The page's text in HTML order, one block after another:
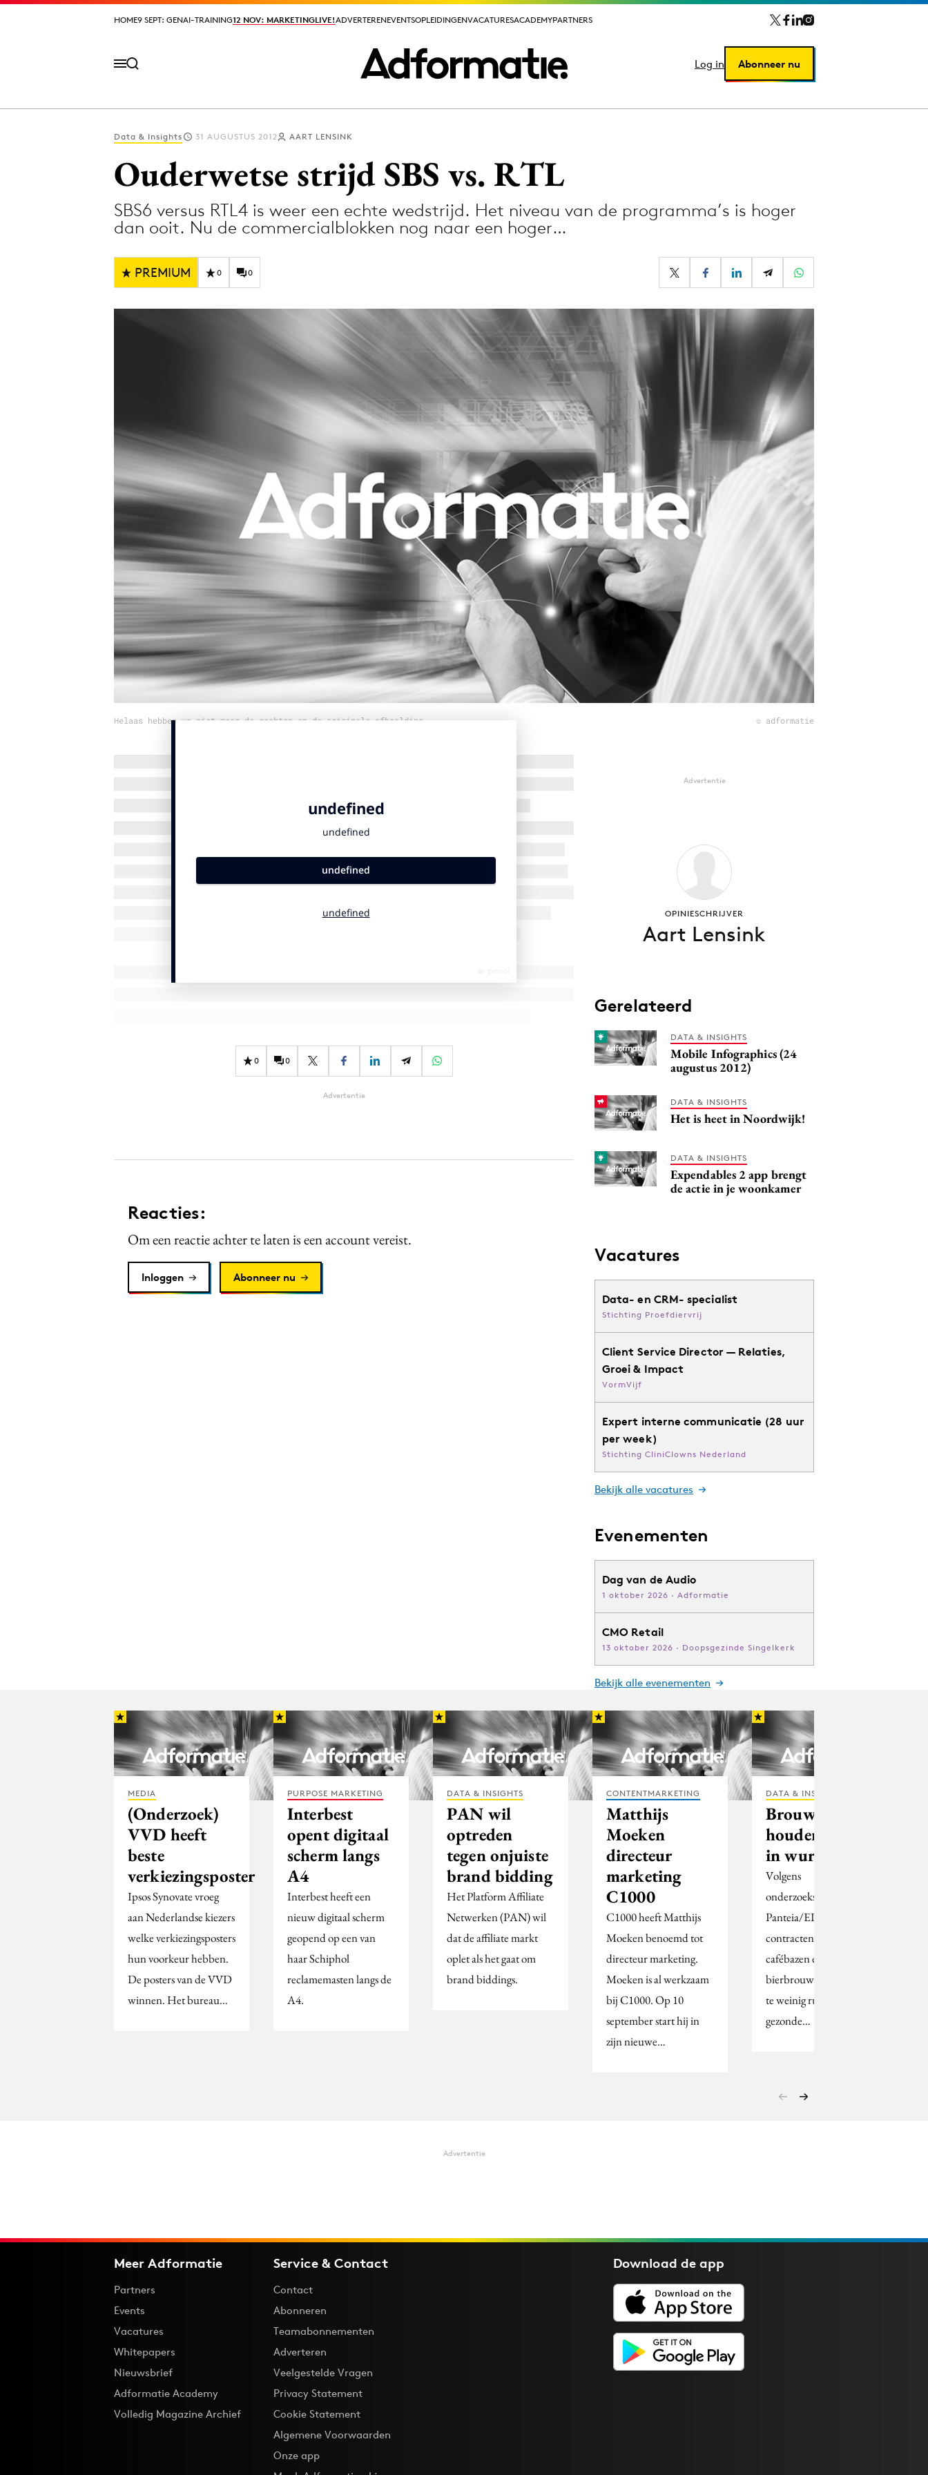
HOME9 SEPT: GENAI-TRAINING12 NOV: MARKETINGLIVE!ADVERTERENEVENTSOPLEIDINGENVACATURESACADEMYPARTNERS
Log in Abonneer nu
HOME9 SEPT: GENAI-TRAINING12 NOV: MARKETINGLIVE!ADVERTERENEVENTSOPLEIDINGENVACATURESACADEMYPARTNERS
Log in Abonneer nu
Digital transformation
Diversiteit
Effectiviteit
Influencer marketing
Interne communicatie
Programmatic
Purpose Marketing
Reputatie & crisis
Data & Insights 31 AUGUSTUS 2012 AART LENSINK
Ouderwetse strijd SBS vs. RTL
SBS6 versus RTL4 is weer een echte wedstrijd. Het niveau van de programma’s is hoger
dan ooit. Nu de commercialblokken nog naar een hoger…
PREMIUM 0 0
Helaas hebben we niet meer de rechten op de originele afbeelding © adformatie
0 0
Advertentie
Reacties:
Om een reactie achter te laten is een account vereist.
Inloggen Abonneer nu
Advertentie
OPINIESCHRIJVER
Aart Lensink
Gerelateerd
DATA & INSIGHTS
Mobile Infographics (24
augustus 2012)
DATA & INSIGHTS
Het is heet in Noordwijk!
DATA & INSIGHTS
Expendables 2 app brengt
de actie in je woonkamer
Vacatures
Data- en CRM- specialist
Stichting Proefdiervrij
Client Service Director — Relaties,
Groei & Impact
VormVijf
Expert interne communicatie (28 uur
per week)
Stichting CliniClowns Nederland
Bekijk alle vacatures
Evenementen
Dag van de Audio
1 oktober 2026 · Adformatie
CMO Retail
13 oktober 2026 · Doopsgezinde Singelkerk
Bekijk alle evenementen
MEDIA
(Onderzoek)
VVD heeft
beste
verkiezingsposter
Ipsos Synovate vroeg
aan Nederlandse kiezers
welke verkiezingsposters
hun voorkeur hebben.
De posters van de VVD
winnen. Het bureau…
PURPOSE MARKETING
Interbest
opent digitaal
scherm langs
A4
Interbest heeft een
nieuw digitaal scherm
geopend op een van
haar Schiphol
reclamemasten langs de
A4.
DATA & INSIGHTS
PAN wil
optreden
tegen onjuiste
brand bidding
Het Platform Affiliate
Netwerken (PAN) wil
dat de affiliate markt
oplet als het gaat om
brand biddings.
CONTENTMARKETING
Matthijs
Moeken
directeur
marketing
C1000
C1000 heeft Matthijs
Moeken benoemd tot
directeur marketing.
Moeken is al werkzaam
bij C1000. Op 10
september start hij in
zijn nieuwe…
DATA & INSIGHTS
Brouwers
houden horeca
in wurggreep
Volgens
onderzoeksbureau
Panteia/EIM laten de
contracten tussen
cafébazen en
bierbrouwers nog steeds
te weinig ruimte voor
gezonde…
Advertentie
Meer Adformatie
Partners
Events
Vacatures
Whitepapers
Nieuwsbrief
Adformatie Academy
Volledig Magazine Archief
Service & Contact
Contact
Abonneren
Teamabonnementen
Adverteren
Veelgestelde Vragen
Privacy Statement
Cookie Statement
Algemene Voorwaarden
Onze app
Download deapp